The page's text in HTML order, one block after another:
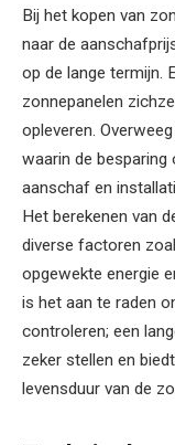
Bij het kopen van
naar de
op de lange termijn.
zonnepanelen
opleveren.
waarin de besparing
aanschaf en
Het berekenen van
diverse factoren
opgewekte energie
is het aan te raden
controleren; een
zeker stellen en
levensduur van de